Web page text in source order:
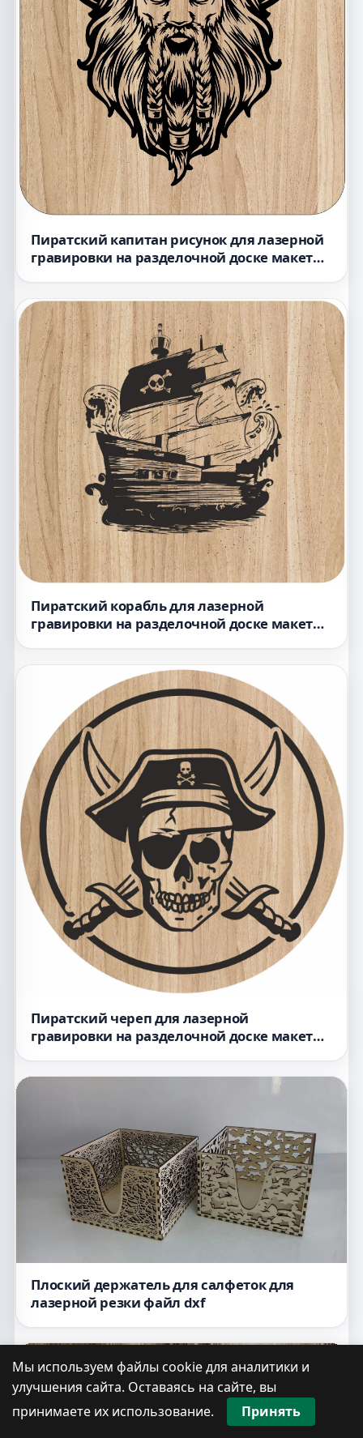
Пиратский капитан рисунок для лазерной
гравировки на разделочной доске макет
Пиратский корабль для лазерной
гравировки на разделочной доске макет
Пиратский череп для лазерной
гравировки на разделочной доске макет
Плоский держатель для салфеток для
лазерной резки файл dxf
Мы используем файлы cookie для аналитики и
улучшения сайта. Оставаясь на сайте, вы
принимаете их использование.
Принять